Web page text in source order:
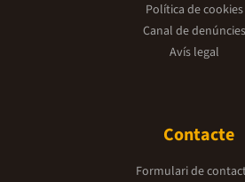
Política de cookies
Canal de denúncies
Avís legal
Contacte
Formulari de